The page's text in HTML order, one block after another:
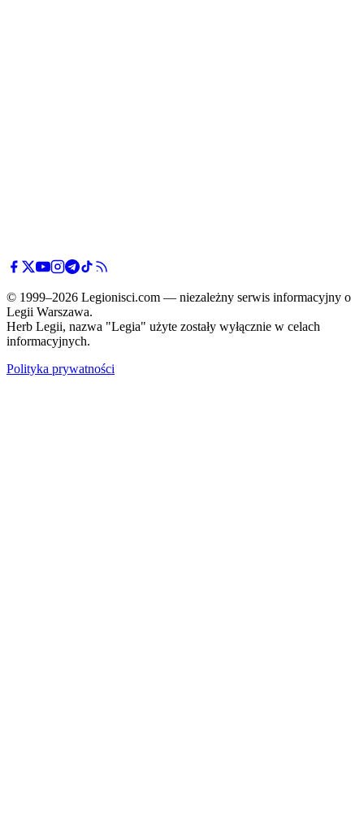
© 1999–2026 Legionisci.com — niezależny serwis informacyjny o
Legii Warszawa.
Herb Legii, nazwa "Legia" użyte zostały wyłącznie w celach
informacyjnych.
Polityka prywatności